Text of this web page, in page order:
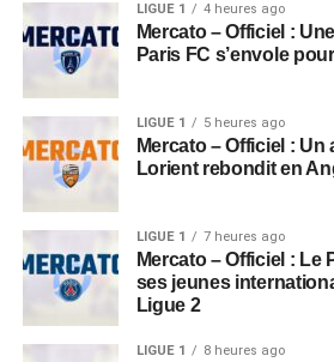
LIGUE 1 4 heures ago
Mercato – Officiel :
Paris FC s’envole
LIGUE 1 5 heures ago
Mercato – Officiel :
Lorient rebondit en
LIGUE 1 7 heures ago
Mercato – Officiel : Le
ses jeunes
Ligue 2
LIGUE 1 8 heures ago